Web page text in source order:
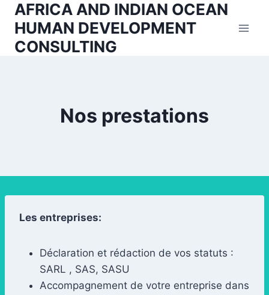
Aller
contenu
AFRICA AND INDIAN OCEAN
HUMAN DEVELOPMENT
CONSULTING
Nos prestations
Les entreprises:
Déclaration et rédaction de vos statuts :
SARL , SAS, SASU
Accompagnement de votre entreprise dans